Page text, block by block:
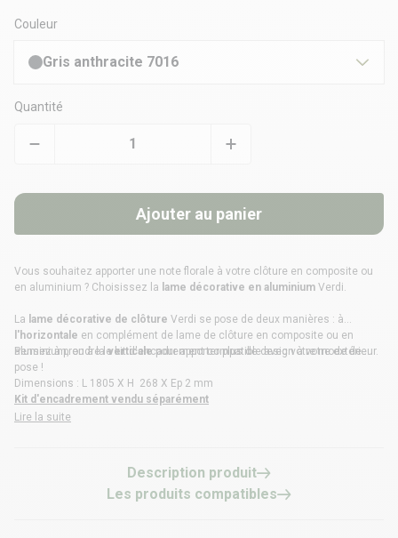
Couleur
Gris anthracite 7016
Quantité
Ajouter au panier
Vous souhaitez apporter une note florale à votre clôture en composite ou
en aluminium ? Choisissez la lame décorative en aluminium Verdi.
La lame décorative de clôture Verdi se pose de deux manières : à
l'horizontale en complément de lame de clôture en composite ou en
aluminium, ou à laverticalepour apporter plus de design à votre extérieur.
Pensez à prendre le kit d'encadrement compatible avec votre mode de
pose !
Dimensions : L 1805 X H 268 X Ep 2 mm
Kit d'encadrement vendu séparément
Lire la suite
Description produit
Les produits compatibles